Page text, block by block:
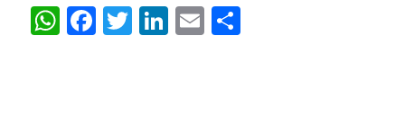
WhatsApp
Facebook
Twitter
LinkedIn
Email